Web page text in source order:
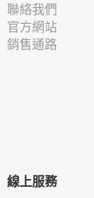
聯絡我們
官方網站
銷售通路
線上服務